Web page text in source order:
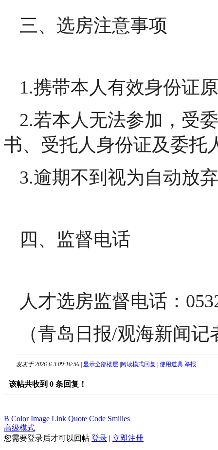
三、选房注意事项
1.携带本人有效身份证
2.若本人无法参加，受
书、受托人身份证及委托
3.逾期不到视为自动放
四、监督电话
人才选房监督电话：
（青岛日报/观海新闻
发表于 2026-6-3 09:16:56 | 显示全部楼层 |阅读模式回复 | 使用道具 举报
该帖共收到 0 条回复！
B Color Image Link Quote Code Smilies
高级模式
您需要登录后才可以回帖 登录 | 立即注册